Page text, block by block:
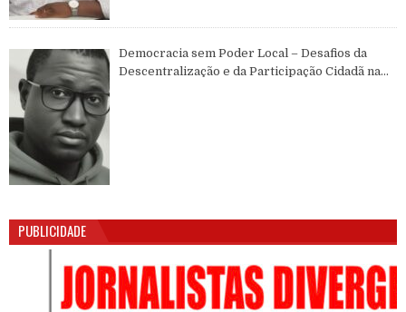
Democracia sem Poder Local – Desafios da
Descentralização e da Participação Cidadã na
PUBLICIDADE